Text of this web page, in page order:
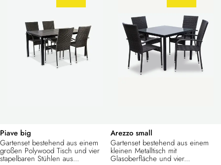
Piave big
Gartenset bestehend aus einem
großen Polywood Tisch und vier
stapelbaren Stühlen aus...
Arezzo small
Gartenset bestehend aus einem
kleinen Metalltisch mit
Glasoberfläche und vier...